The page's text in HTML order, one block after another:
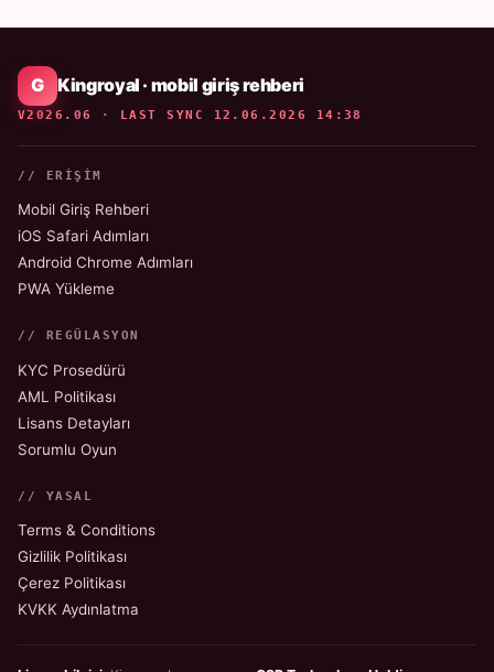
Kingroyal · mobil giriş rehberi
V2026.06 · LAST SYNC 12.06.2026 14:38
// ERIŞIM
Mobil Giriş Rehberi
iOS Safari Adımları
Android Chrome Adımları
PWA Yükleme
// REGÜLASYON
KYC Prosedürü
AML Politikası
Lisans Detayları
Sorumlu Oyun
// YASAL
Terms & Conditions
Gizlilik Politikası
Çerez Politikası
KVKK Aydınlatma